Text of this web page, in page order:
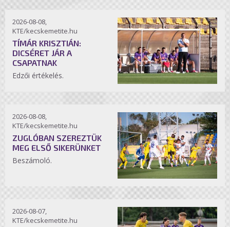
2026-08-08,
KTE/kecskemetite.hu
TÍMÁR KRISZTIÁN:
DICSÉRET JÁR A
CSAPATNAK
Edzői értékelés.
2026-08-08,
KTE/kecskemetite.hu
ZUGLÓBAN SZEREZTÜK
MEG ELSŐ SIKERÜNKET
Beszámoló.
2026-08-07,
KTE/kecskemetite.hu